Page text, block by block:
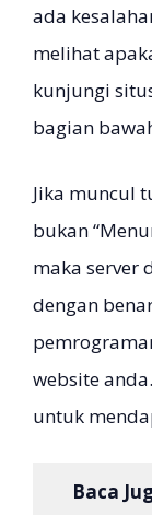
ada
melihat
kunjungi
bagian
Jika muncul
bukan
maka server
dengan
website
untuk
Baca